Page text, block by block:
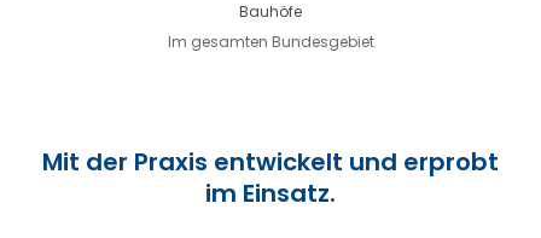
Bauhöfe
Im gesamten Bundesgebiet
Mit der Praxis entwickelt und erprobt
im Einsatz.